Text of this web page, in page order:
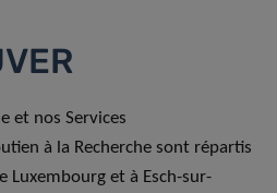
et nos Services
à la Recherche sont répartis
Luxembourg et à Esch-sur-